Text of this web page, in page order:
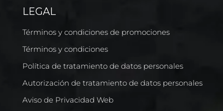
LEGAL
Términos y condiciones de promociones
Términos y condiciones
Política de tratamiento de datos personales
Autorización de tratamiento de datos personales
Aviso de Privacidad Web